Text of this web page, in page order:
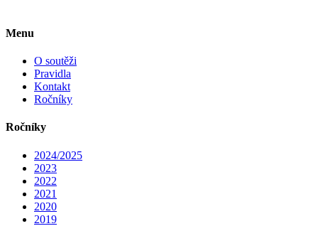
Menu
O soutěži
Pravidla
Kontakt
Ročníky
Ročníky
2024/2025
2023
2022
2021
2020
2019